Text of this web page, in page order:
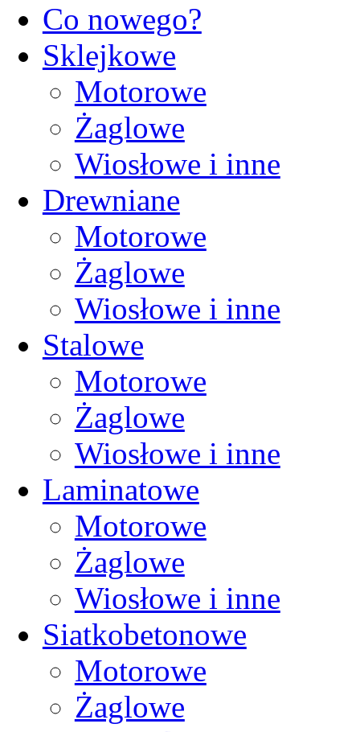
Co nowego?
Sklejkowe
Motorowe
Żaglowe
Wiosłowe i inne
Drewniane
Motorowe
Żaglowe
Wiosłowe i inne
Stalowe
Motorowe
Żaglowe
Wiosłowe i inne
Laminatowe
Motorowe
Żaglowe
Wiosłowe i inne
Siatkobetonowe
Motorowe
Żaglowe